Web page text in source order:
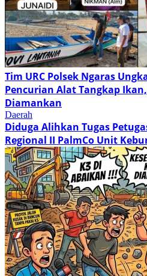
Tim URC Polsek Ngaras
Pencurian Alat Tangkap
Diamankan
Daerah
Diduga Alihkan Tugas
Regional II PalmCo Unit